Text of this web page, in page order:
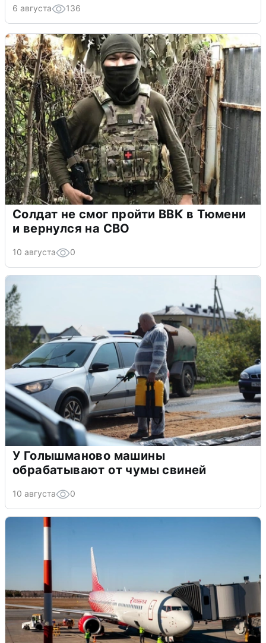
6 августа 136
Солдат не смог пройти ВВК в Тюмени
и вернулся на СВО
10 августа 0
У Голышманово машины
обрабатывают от чумы свиней
10 августа 0